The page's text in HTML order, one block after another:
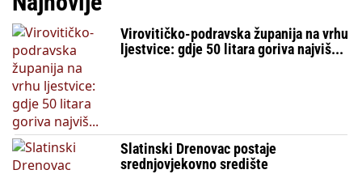
Virovitičko-podravska županija na vrhu
ljestvice: gdje 50 litara goriva najviš...
Slatinski Drenovac postaje
srednjovjekovno središte